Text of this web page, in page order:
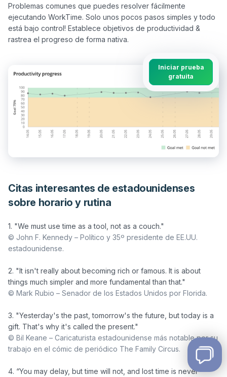
Problemas comunes que puedes resolver fácilmente
ejecutando WorkTime. Solo unos pocos pasos simples y todo
está bajo control! Establece objetivos de productividad &
Iniciar prueba
gratuita
Citas interesantes de estadounidenses
sobre horario y rutina
© John F. Kennedy – Político y 35º presidente de EE.UU.
estadounidense.
2. "It isn't really about becoming rich or famous. It is about
© Mark Rubio – Senador de los Estados Unidos por Florida.
3. "Yesterday's the past, tomorrow's the future, but today is a
© Bil Keane – Caricaturista estadounidense más notable por su
trabajo en el cómic de periódico The Family Circus.
4. “You may delay, but time will not, and lost time is never